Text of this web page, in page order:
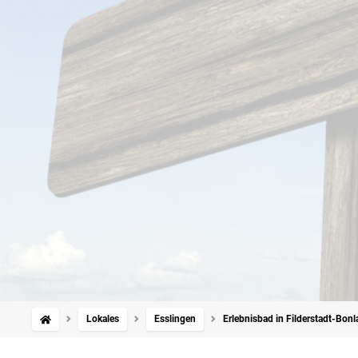
Lokales Esslingen Erlebnisbad in Filderstadt-